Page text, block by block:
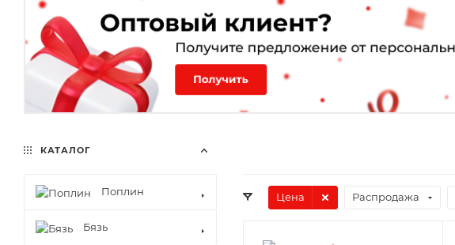
Цена Распродажа
КАТАЛОГ
Поплин
Бязь